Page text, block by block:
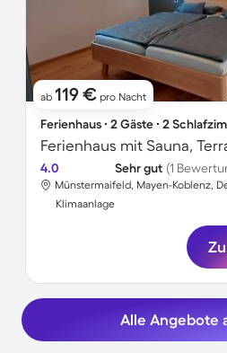
ab 119 € pro Nacht
Ferienhaus ∙ 2 Gäste ∙ 2
4.0 Sehr gut (1
Münstermaifeld, Mayen-Koblenz,
Klimaanlage
Alle Angebote